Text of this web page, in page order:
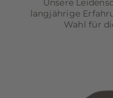
Unsere
langjährige
Wahl für